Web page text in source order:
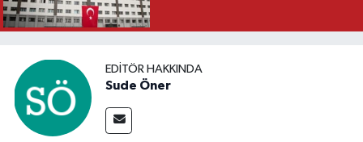
EDITÖR HAKKINDA
Sude Öner